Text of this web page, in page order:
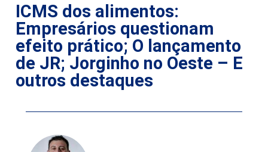
ICMS dos alimentos:
Empresários questionam
efeito prático; O lançamento
de JR; Jorginho no Oeste – E
outros destaques